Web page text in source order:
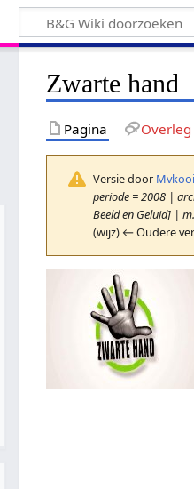
Zwarte hand
Pagina Overleg
Versie door
periode = 2008 |
Beeld en Geluid] |
(wijz) ← Oudere